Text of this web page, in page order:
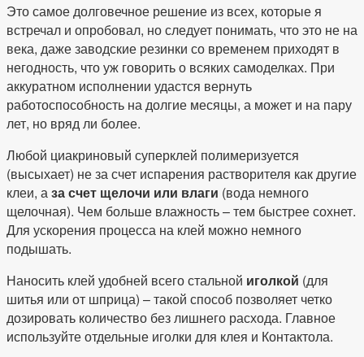
Это самое долговечное решение из всех, которые я
встречал и опробовал, но следует понимать, что это не на
века, даже заводские резинки со временем приходят в
негодность, что уж говорить о всяких самоделках. При
аккуратном исполнении удастся вернуть
работоспособность на долгие месяцы, а может и на пару
лет, но вряд ли более.
Любой циакриновый суперклей полимеризуется
(высыхает) не за счет испарения растворителя как другие
клеи, аза счет щелочи или влаги (вода немного
щелочная). Чем больше влажность – тем быстрее сохнет.
Для ускорения процесса на клей можно немного
подышать.
Наносить клей удобней всего стальной иголкой (для
шитья или от шприца) – такой способ позволяет четко
дозировать количество без лишнего расхода. Главное
используйте отдельные иголки для клея и Контактола.